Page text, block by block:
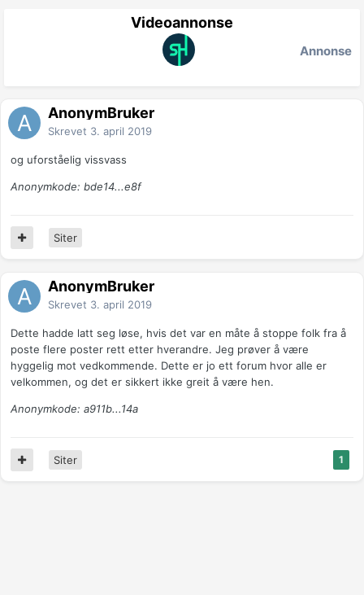
Videoannonse
Annonse
AnonymBruker
Skrevet 3. april 2019
og uforståelig vissvass
Anonymkode: bde14...e8f
Siter
AnonymBruker
Skrevet 3. april 2019
Dette hadde latt seg løse, hvis det var en måte å stoppe folk fra å
poste flere poster rett etter hverandre. Jeg prøver å være
hyggelig mot vedkommende. Dette er jo ett forum hvor alle er
velkommen, og det er sikkert ikke greit å være hen.
Anonymkode: a911b...14a
1
Siter